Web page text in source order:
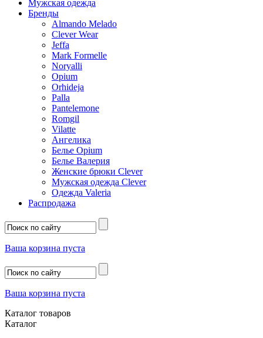
Мужская одежда
Бренды
Almando Melado
Clever Wear
Jeffa
Mark Formelle
Noryalli
Opium
Orhideja
Palla
Pantelemone
Romgil
Vilatte
Ангелика
Белье Opium
Белье Валерия
Женские брюки Clever
Мужская одежда Clever
Одежда Valeria
Распродажа
Ваша корзина пуста
Ваша корзина пуста
Каталог товаров
Каталог